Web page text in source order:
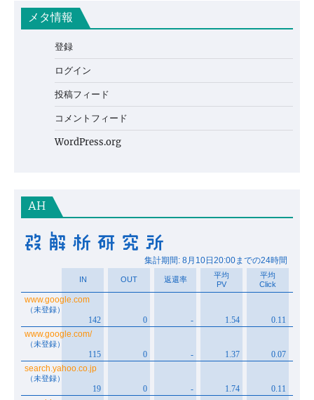
メタ情報
登録
ログイン
投稿フィード
コメントフィード
WordPress.org
AH